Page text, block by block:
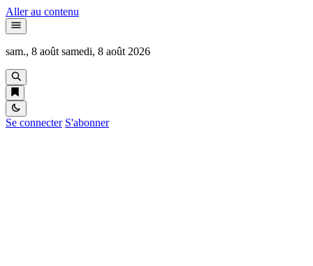
Aller au contenu
sam., 8 août samedi, 8 août 2026
Se connecter S'abonner